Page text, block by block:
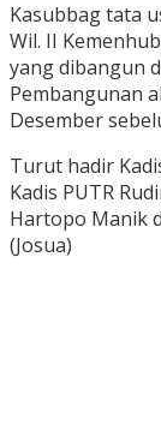
Kasubbag tata
Wil. II
yang dibangun
Pembangunan
Desember
Turut hadir
Kadis PUTR
Hartopo Manik
(Josua)